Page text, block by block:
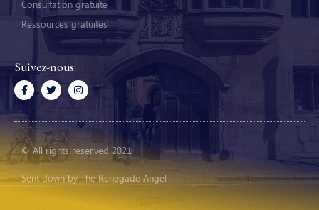
Consultation gratuite
Ressources gratuites
Suivez-nous:
© All rights reserved 2021
Sent down by The Renegade Angel